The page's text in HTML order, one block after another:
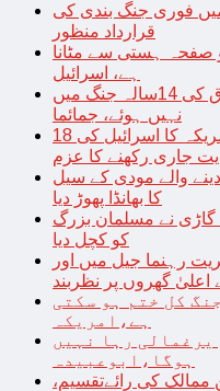
فوری جنگ بندی کی
قرارداد منظور
ہستی سے مٹانا
ہے، اسرائیل
غزہ میں جتنے بچے قتل ہوئے اُتنےعراق کی 14سالہ جنگ میں
نہیں ہوئے، جمائما
18 ہزار سے زائدفلسطینی شہید، امریکہ کا اسرائیل کی
جاری رکھنے کا عزم
دینے والے مودی کے سیل
کا بھانڈا پھوڑ دیا
نے مسلمان بزرگ
کو کچل دیا
رہنما جیل میں اور
اعلیٰ گھروں پر نظربند
کل ختم ہو سکتی
ہے،امریکہ
رہا نہیں
ہوگا،ابوعبیدہ
کی رائےتقسیم،